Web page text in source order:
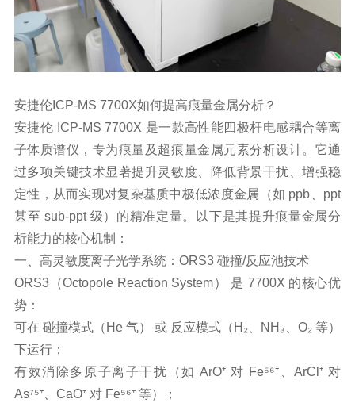
安捷伦ICP-MS 7700X如何提高痕量金属分析？
安捷伦 ICP-MS 7700X 是一款高性能四极杆电感耦合等离
子体质谱仪，专为痕量及超痕量金属元素分析设计。它通
过多项关键技术显著提升灵敏度、降低背景干扰、增强稳
定性，从而实现对复杂基质中极低浓度金属（如 ppb、ppt
甚至 sub-ppt 级）的精准定量。以下是其提升痕量金属分
析能力的核心机制：
一、高灵敏度离子光学系统：ORS3 碰撞/反应池技术
ORS3（Octopole Reaction System） 是 7700X 的核心优
势：
可在 碰撞模式（He 气） 或 反应模式（H₂、NH₃、O₂ 等）
下运行；
有效消除多原子离子干扰（如 ArO⁺ 对 Fe⁵⁶⁺、ArCl⁺ 对
As⁷⁵⁺、CaO⁺ 对 Fe⁵⁶⁺ 等）；